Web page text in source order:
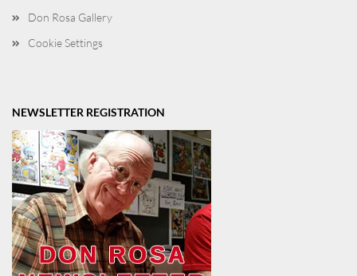
Don Rosa Gallery
Cookie Settings
NEWSLETTER REGISTRATION